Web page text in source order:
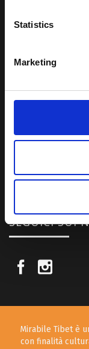
Statistics
Marketing
Una comunità di
avuto modo di
paesaggi e la sua
Attraverso i nostri
vicina la possibilità
– visitare il “Tetto del
SEGUICI SUI
Mirabile Tibet è
con finalità